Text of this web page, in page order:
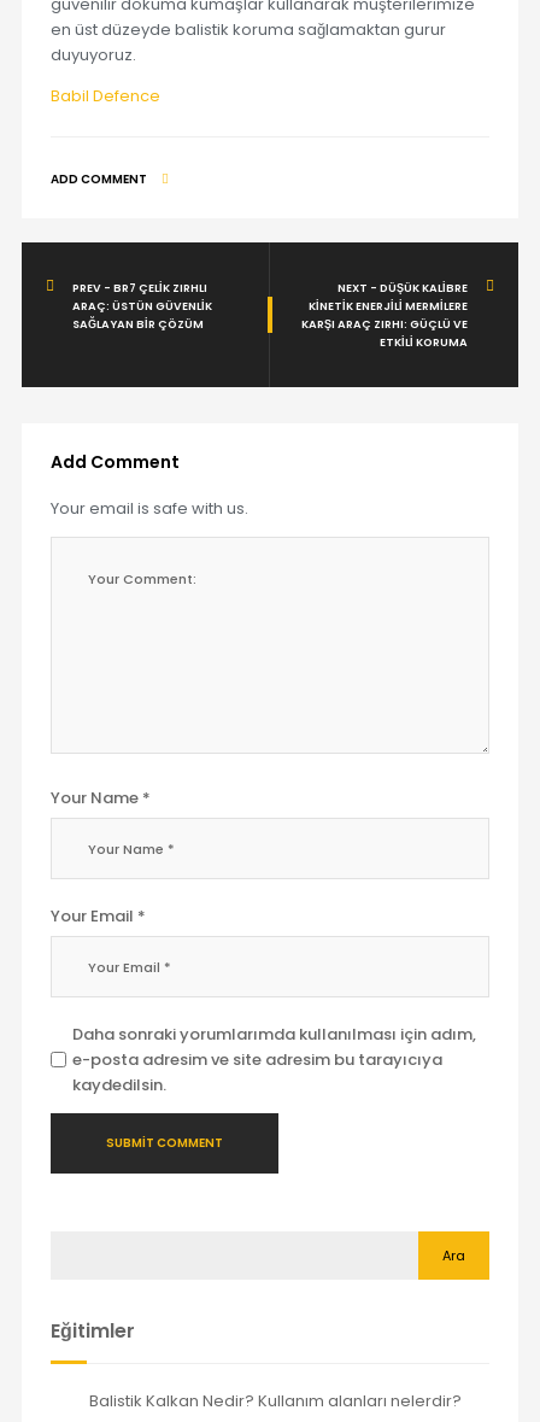
en üst düzeyde balistik koruma sağlamaktan gurur
duyuyoruz.
Babil Defence
ADD COMMENT
PREV - BR7 ÇELIK ZIRHLI
ARAÇ: ÜSTÜN GÜVENLIK
SAĞLAYAN BIR ÇÖZÜM
NEXT - DÜŞÜK KALIBRE
KINETIK ENERJILI MERMILERE
KARŞI ARAÇ ZIRHI: GÜÇLÜ VE
ETKILI KORUMA
Add Comment
Your email is safe with us.
Your Name *
Your Email *
Daha sonraki yorumlarımda kullanılması için adım,
e-posta adresim ve site adresim bu tarayıcıya
kaydedilsin.
Ara
Eğitimler
Balistik Kalkan Nedir? Kullanım alanları nelerdir?